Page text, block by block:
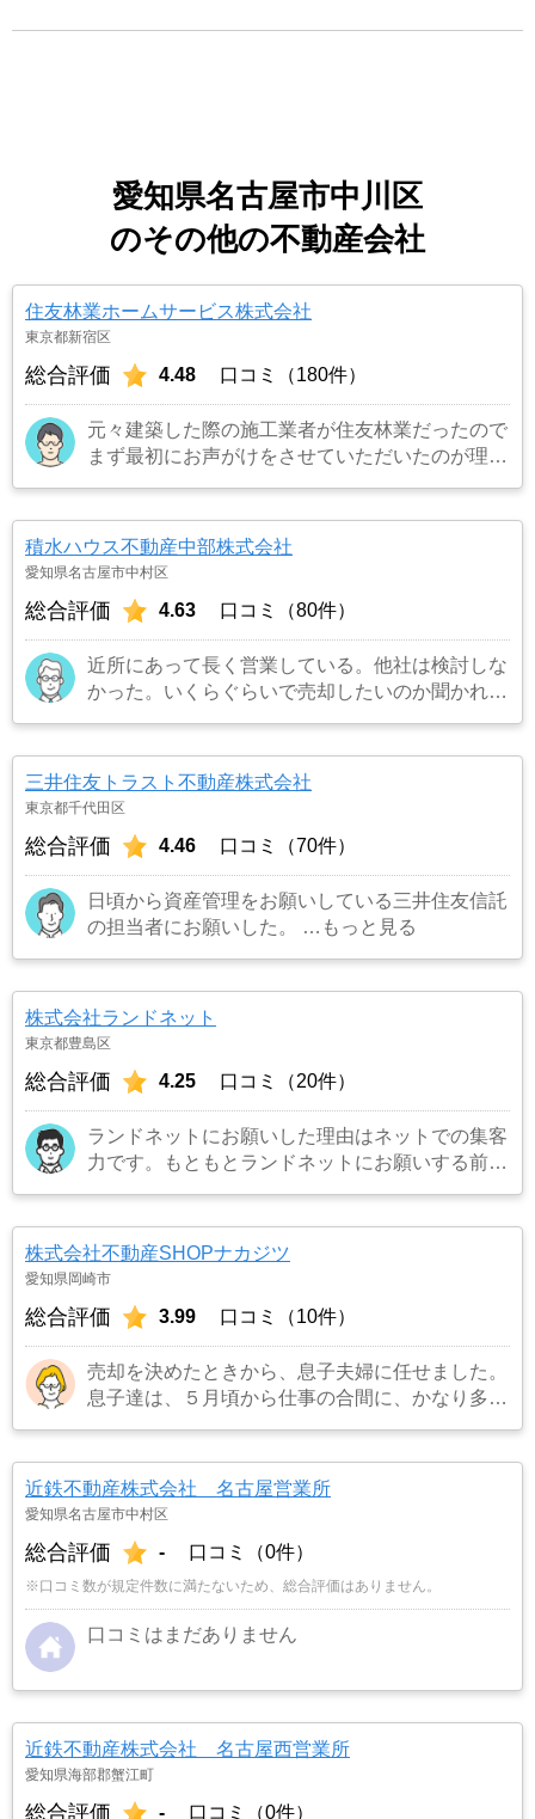
愛知県名古屋市中川区
のその他の不動産会社
住友林業ホームサービス株式会社
東京都新宿区
総合評価 4.48 口コミ（180件）
元々建築した際の施工業者が住友林業だったので
まず最初にお声がけをさせていただいたのが理由
積水ハウス不動産中部株式会社
愛知県名古屋市中村区
総合評価 4.63 口コミ（80件）
近所にあって長く営業している。他社は検討しな
かった。いくらぐらいで売却したいのか聞かれた
でその場で即決した。…もっと見る
三井住友トラスト不動産株式会社
東京都千代田区
総合評価 4.46 口コミ（70件）
日頃から資産管理をお願いしている三井住友信託
の担当者にお願いした。
…もっと見る
株式会社ランドネット
東京都豊島区
総合評価 4.25 口コミ（20件）
ランドネットにお願いした理由はネットでの集客
力です。もともとランドネットにお願いする前は
場がないことで地元の不動産屋では取り扱っても
らえませんでした。そこでそれまでに取引があ
した。 …もっと見る
株式会社不動産SHOPナカジツ
愛知県岡崎市
総合評価 3.99 口コミ（10件）
売却を決めたときから、息子夫婦に任せました。
息子達は、５月頃から仕事の合間に、かなり多く
も考えて、こちらの立場に立って考えてくれる
「ナカジツ」に決めました。
近鉄不動産株式会社 名古屋営業所
愛知県名古屋市中村区
総合評価 - 口コミ（0件）
※口コミ数が規定件数に満たないため、総合評価はありません。
口コミはまだありません
近鉄不動産株式会社 名古屋西営業所
愛知県海部郡蟹江町
総合評価 - 口コミ（0件）